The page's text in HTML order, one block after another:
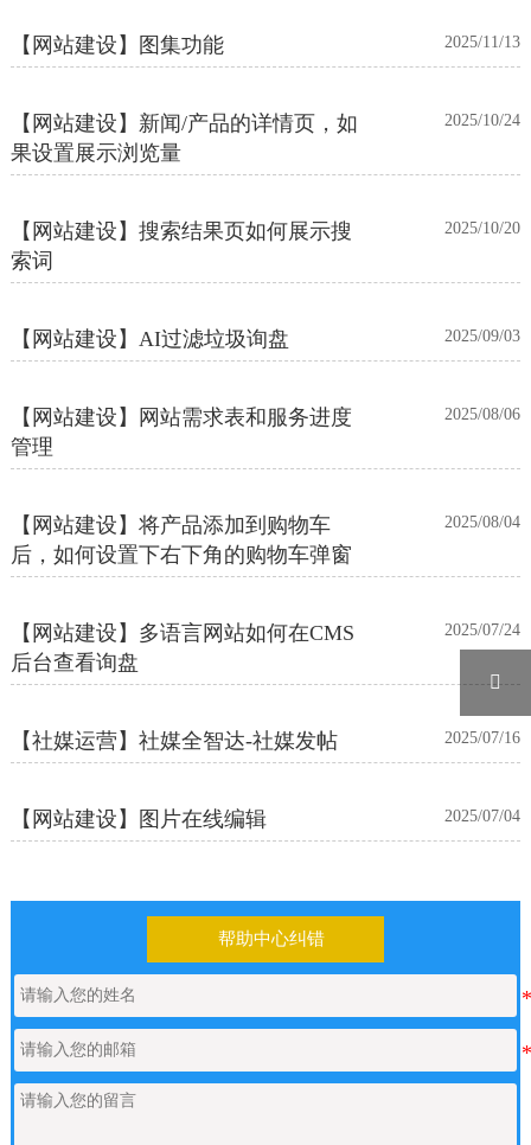
【网站建设】图集功能 2025/11/13
【网站建设】新闻/产品的详情页，如
果设置展示浏览量
2025/10/24
【网站建设】搜索结果页如何展示搜
索词
2025/10/20
【网站建设】AI过滤垃圾询盘 2025/09/03
【网站建设】网站需求表和服务进度
管理
2025/08/06
【网站建设】将产品添加到购物车
后，如何设置下右下角的购物车弹窗
2025/08/04
【网站建设】多语言网站如何在CMS
后台查看询盘
2025/07/24
【社媒运营】社媒全智达-社媒发帖 2025/07/16
【网站建设】图片在线编辑 2025/07/04
帮助中心纠错
